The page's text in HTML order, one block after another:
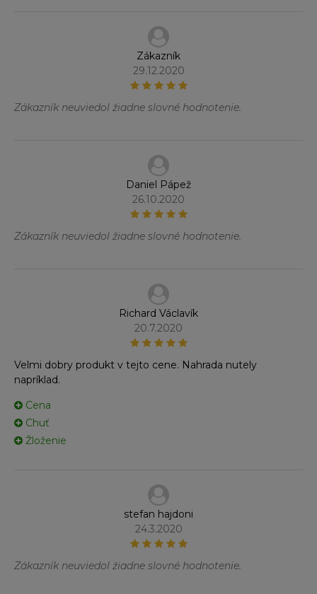
Zákazník
29.12.2020
Zákazník neuviedol žiadne slovné hodnotenie.
Daniel Pápež
26.10.2020
Zákazník neuviedol žiadne slovné hodnotenie.
Richard Václavík
20.7.2020
Velmi dobry produkt v tejto cene. Nahrada nutely
napríklad.
Cena
Chuť
Žloženie
stefan hajdoni
24.3.2020
Zákazník neuviedol žiadne slovné hodnotenie.